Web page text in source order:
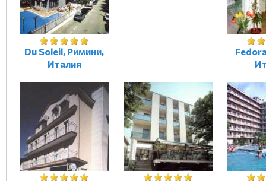
Du Soleil, Римини,
Италия